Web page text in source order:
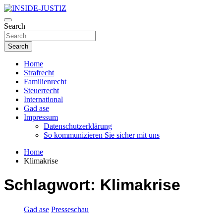
Skip
to
content
INSIDE-JUSTIZ
Investigativer Journalismus zur Dritten Gewalt
Search
Search
Home
Strafrecht
Familienrecht
Steuerrecht
International
Gad ase
Impressum
Datenschutzerklärung
So kommunizieren Sie sicher mit uns
Home
Klimakrise
Schlagwort: Klimakrise
Gad ase Presseschau